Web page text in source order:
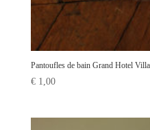
Pantoufles de bain Grand Hotel
€1,00